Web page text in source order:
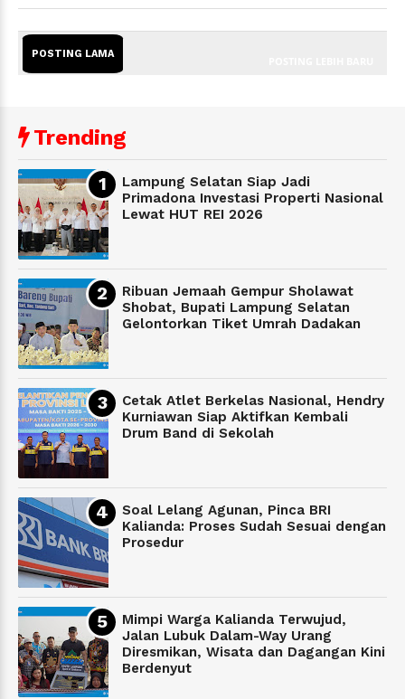
POSTING LAMA
Trending
Lampung Selatan Siap Jadi
Primadona Investasi Properti Nasional
Lewat HUT REI 2026
Ribuan Jemaah Gempur Sholawat
Shobat, Bupati Lampung Selatan
Gelontorkan Tiket Umrah Dadakan
Cetak Atlet Berkelas Nasional, Hendry
Kurniawan Siap Aktifkan Kembali
Drum Band di Sekolah
Soal Lelang Agunan, Pinca BRI
Kalianda: Proses Sudah Sesuai dengan
Prosedur
Mimpi Warga Kalianda Terwujud,
Jalan Lubuk Dalam-Way Urang
Diresmikan, Wisata dan Dagangan Kini
Berdenyut